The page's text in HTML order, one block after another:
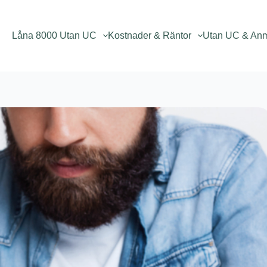
Låna 8000 Utan UC Kostnader & Räntor Utan UC &